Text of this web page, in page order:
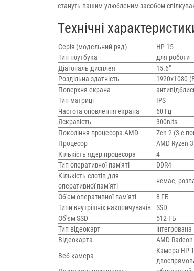
стануть вашим улюбленим засобом
Технічні
Серія (модельний ряд)
HP 15
Тип ноутбука
для роботи
Діагональ дисплея
15.6"
Роздільна здатність
1920х1080
Поверхня екрана
Тип матриці
IPS
Частота оновлення екрана
60 Гц
Яскравість
300nits
Покоління процесора AMD
Zen 2 (3-е
Процесор
AMD Ryzen
Кількість ядер процесора
4
Тип оперативної пам'яті
DDR4
Кількість слотів для
оперативної пам'яті
немає,
Об'єм оперативної пам'яті
8 ГБ
Типи внутрішніх накопичувачів
SSD
Об'єм SSD
512 ГБ
Тип відеокарт
інтегрована
Відеокарта
AMD
Веб-камера
Камера HP